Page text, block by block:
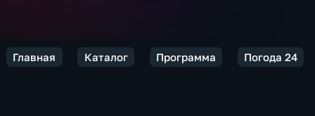
Главная Каталог Программа Погода 24